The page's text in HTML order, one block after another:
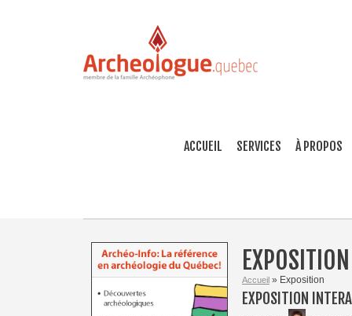
ACCUEIL SERVICES À PROPOS
EXPOSITION
Accueil » Exposition
EXPOSITION